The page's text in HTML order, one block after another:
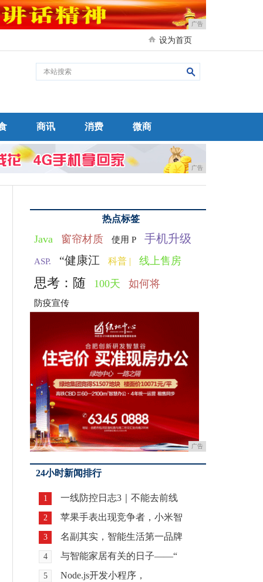
广告
设为首页
商讯 消费 微商
广告
热点标签
Java 窗帘材质 使用 P 手机升级
ASP. “健康江 科普 | 线上售房
思考：随 100天 如何将
防疫宣传
广告
24小时新闻排行
1 一线防控日志3｜不能去前线
2 苹果手表出现竞争者，小米智
3 名副其实，智能生活第一品牌
4 与智能家居有关的日子——“
5 Node.js开发小程序，